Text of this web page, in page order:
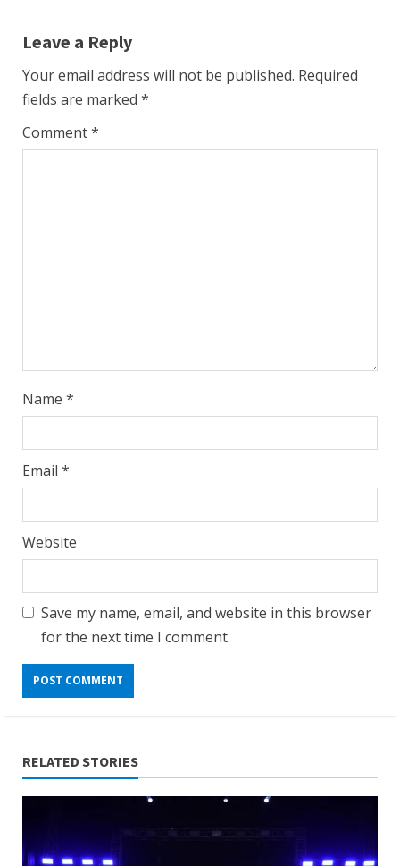
n
u
e
R
g
Leave a Reply
Your email address will not be published. Required
fields are marked *
Comment*
Name *
Email *
Website
Save my name, email, and website in this browser
for the next time I comment.
RELATED STORIES